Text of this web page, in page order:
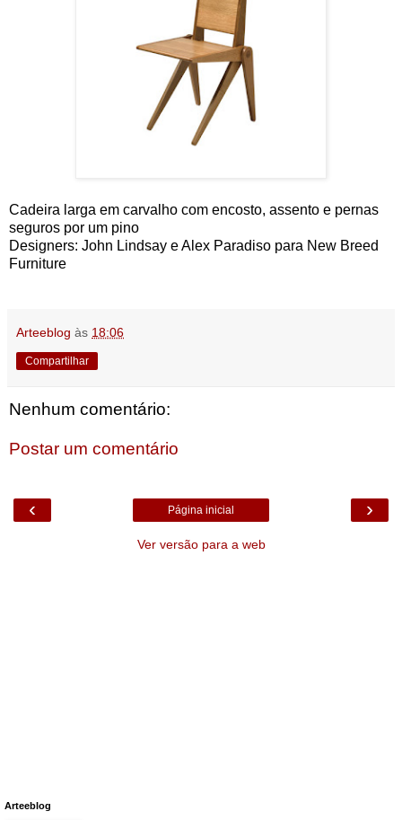
Cadeira larga em carvalho com encosto, assento e pernas
seguros por um pino
Designers: John Lindsay e Alex Paradiso para New Breed
Furniture
Arteeblog às 18:06
Compartilhar
Nenhum comentário:
Postar um comentário
‹ ›
Página inicial
Ver versão para a web
Arteeblog